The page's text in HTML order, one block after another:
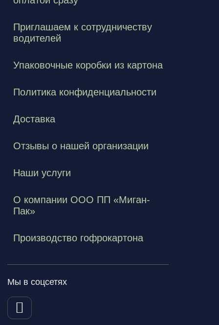
Приглашаем к сотрудничеству
водителей
Упаковочные коробки из картона
Политика конфиденциальности
Доставка
Отзывы о нашей организации
Наши услуги
О компании ООО ПП «Миган-
Пак»
Производство гофрокартона
Мы в соцсетях